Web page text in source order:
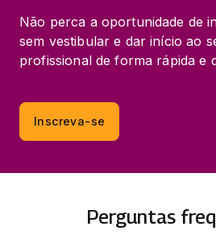
Não perca a oportunidade de
sem vestibular e dar início ao
profissional de forma rápida e
Inscreva-se
Perguntas